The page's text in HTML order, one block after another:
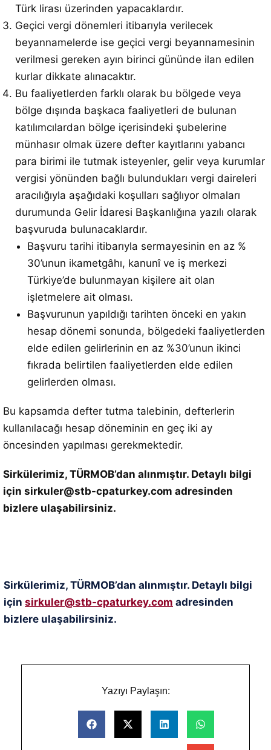
Türk lirası üzerinden yapacaklardır.
Geçici vergi dönemleri itibarıyla verilecek
beyannamelerde ise geçici vergi beyannamesinin
verilmesi gereken ayın birinci gününde ilan edilen
kurlar dikkate alınacaktır.
Bu faaliyetlerden farklı olarak bu bölgede veya
bölge dışında başkaca faaliyetleri de bulunan
katılımcılardan bölge içerisindeki şubelerine
münhasır olmak üzere defter kayıtlarını yabancı
para birimi ile tutmak isteyenler, gelir veya kurumlar
vergisi yönünden bağlı bulundukları vergi daireleri
aracılığıyla aşağıdaki koşulları sağlıyor olmaları
durumunda Gelir İdaresi Başkanlığına yazılı olarak
başvuruda bulunacaklardır.
Başvuru tarihi itibarıyla sermayesinin en az %
30’unun ikametgâhı, kanunî ve iş merkezi
Türkiye’de bulunmayan kişilere ait olan
işletmelere ait olması.
Başvurunun yapıldığı tarihten önceki en yakın
hesap dönemi sonunda, bölgedeki faaliyetlerden
elde edilen gelirlerinin en az %30’unun ikinci
fıkrada belirtilen faaliyetlerden elde edilen
gelirlerden olması.
Bu kapsamda defter tutma talebinin, defterlerin
kullanılacağı hesap döneminin en geç iki ay
öncesinden yapılması gerekmektedir.
Sirkülerimiz, TÜRMOB’dan alınmıştır. Detaylı bilgi
için sirkuler@stb-cpaturkey.com adresinden
bizlere ulaşabilirsiniz.
Sirkülerimiz, TÜRMOB’dan alınmıştır. Detaylı bilgi
için sirkuler@stb-cpaturkey.com adresinden
bizlere ulaşabilirsiniz.
Yazıyı Paylaşın: